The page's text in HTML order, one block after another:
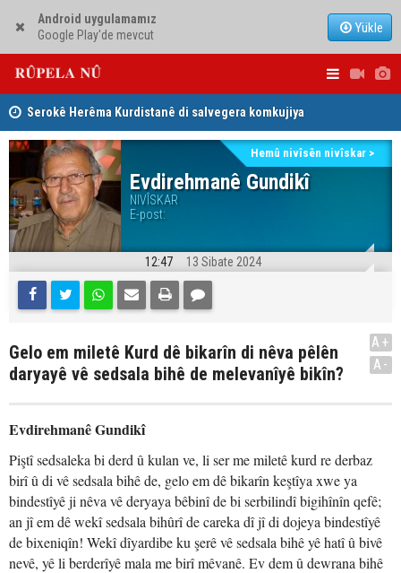
Android uygulamamız
Google Play'de mevcut
Yükle
Sêmêlê de peyamek belav kir
Tirkiye, Pakistan û Erebistana Siûdî ‘Peymana Mekeyê’
îmze kir
girîng e û
Evdirehmanê Gundikî
NIVÎSKAR
E-post:
Hemû nivîsên nivîskar >
12:47 13 Sibate 2024
Gelo em miletê Kurd dê bikarîn di nêva pêlên
daryayê vê sedsala bihê de melevanîyê bikîn?
A+
A-
Evdirehmanê Gundikî
Piştî sedsaleka bi derd û kulan ve, li ser me miletê kurd re derbaz
birî û di vê sedsala bihê de, gelo em dê bikarîn keştîya xwe ya
bindestîyê ji nêva vê deryaya bêbinî de bi serbilindî bigihînîn qefê;
an jî em dê wekî sedsala bihûrî de careka dî jî di dojeya bindestîyê
de bixeniqîn! Wekî dîyardibe ku şerê vê sedsala bihê yê hatî û bivê
nevê, yê li berderîyê mala me birî mêvanê. Ev dem û dewrana bihê